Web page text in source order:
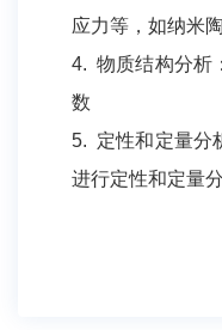
应力等，如纳米
4. 物质结构分析
数
5. 定性和定量分
进行定性和定量